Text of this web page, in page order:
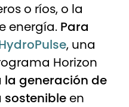
o ríos, o la
energía. Para
, una
Horizon
generación de
en